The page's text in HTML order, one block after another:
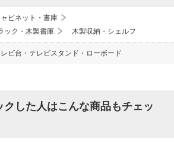
ビネット・書庫
ック・木製書庫
木製収納・シェルフ
ビ台・テレビスタンド・ローボード
クした人はこんな商品もチェッ